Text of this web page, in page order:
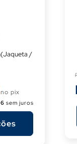
/
no pix
sem juros